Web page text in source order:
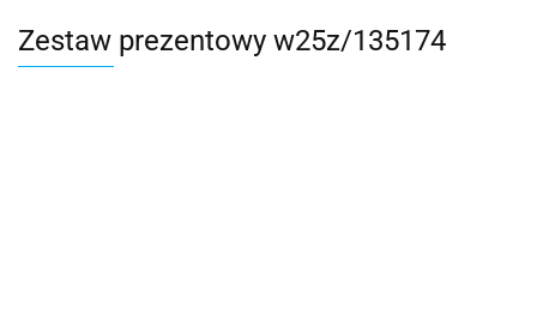
Zestaw prezentowy w25z/135174